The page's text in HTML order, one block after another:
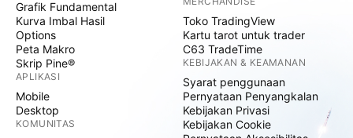
Grafik Fundamental
Kurva Imbal Hasil
Options
Peta Makro
Skrip Pine®
APLIKASI
Mobile
Desktop
KOMUNITAS
Toko TradingView
Kartu tarot untuk trader
C63 TradeTime
KEBIJAKAN & KEAMANAN
Syarat penggunaan
Pernyataan Penyangkalan
Kebijakan Privasi
Kebijakan Cookie